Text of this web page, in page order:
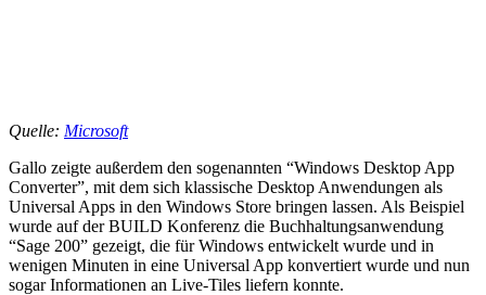
Quelle: Microsoft
Gallo zeigte außerdem den sogenannten “Windows Desktop App
Converter”, mit dem sich klassische Desktop Anwendungen als
Universal Apps in den Windows Store bringen lassen. Als Beispiel
wurde auf der BUILD Konferenz die Buchhaltungsanwendung
“Sage 200” gezeigt, die für Windows entwickelt wurde und in
wenigen Minuten in eine Universal App konvertiert wurde und nun
sogar Informationen an Live-Tiles liefern konnte.